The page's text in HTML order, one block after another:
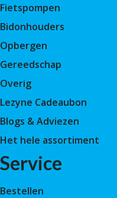
Fietspompen
Bidonhouders
Opbergen
Gereedschap
Overig
Lezyne Cadeaubon
Blogs & Adviezen
Het hele assortiment
Service
Bestellen